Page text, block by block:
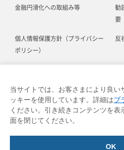
当サイトでは、お客さまにより良い
ッキーを使用しています。詳細はブ
ください。引き続きコンテンツを
面を閉じてください。
OK
金融円滑化への取組み等
勧
要
個人情報保護方針（プライバシー
ポリシー）
反
お客さま対応における基本方針 各